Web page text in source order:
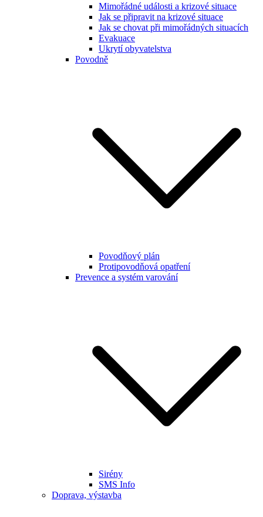
Mimořádné události a krizové situace
Jak se připravit na krizové situace
Jak se chovat při mimořádných situacích
Evakuace
Ukrytí obyvatelstva
Povodně
Povodňový plán
Protipovodňová opatření
Prevence a systém varování
Sirény
SMS Info
Doprava, výstavba